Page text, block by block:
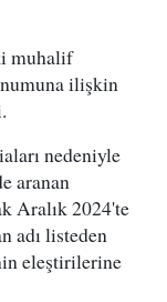
muhalif
ilişkin
nedeniyle
aranan
Aralık 2024'te
adı listeden
eleştirilerine